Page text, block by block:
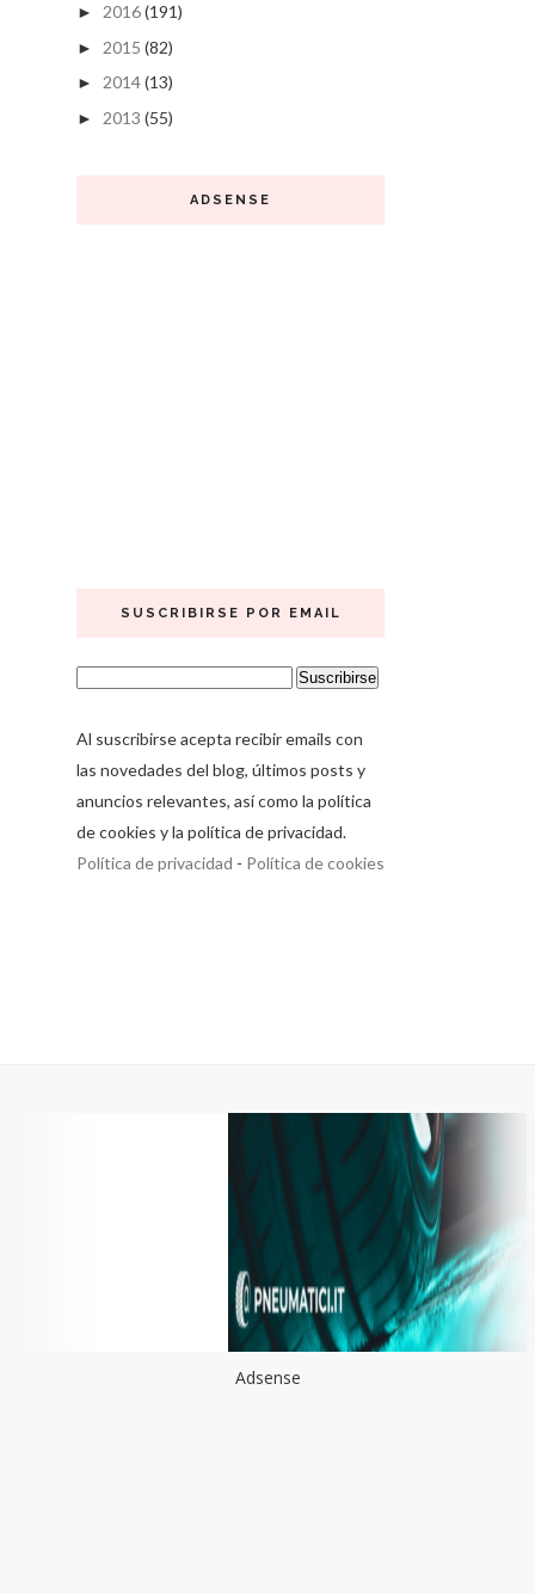
► 2016(191)
► 2015 (82)
► 2014(13)
► 2013 (55)
ADSENSE
SUSCRIBIRSE POR EMAIL
Al suscribirse acepta recibir emails con
las novedades del blog, últimos posts y
anuncios relevantes, así como la política
de cookies y la política de privacidad.
Política de privacidad - Política de cookies
Adsense